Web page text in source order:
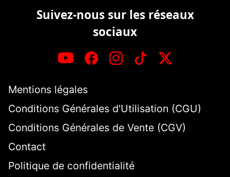
Suivez-nous sur les réseaux
sociaux
Mentions légales
Conditions Générales d'Utilisation (CGU)
Conditions Générales de Vente (CGV)
Contact
Politique de confidentialité